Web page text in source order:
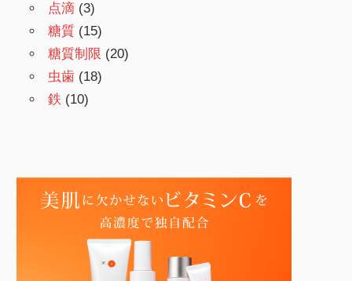
点滴 (3)
糖質 (15)
糖質制限 (20)
虫歯 (18)
鉄 (10)